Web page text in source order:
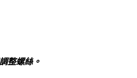
整螺絲。